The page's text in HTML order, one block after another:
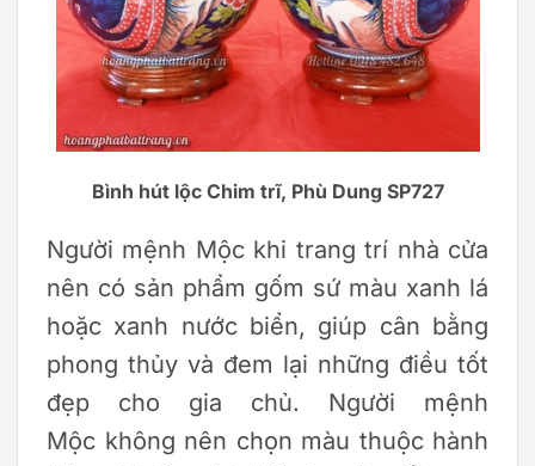
Bình hút lộc Chim trĩ, Phù Dung SP727
Người mệnh Mộc khi trang trí nhà cửa
nên có sản phẩm gốm sứ màu xanh lá
hoặc xanh nước biển, giúp cân bằng
phong thủy và đem lại những điều tốt
đẹp cho gia chủ. Người mệnh
Mộc không nên chọn màu thuộc hành